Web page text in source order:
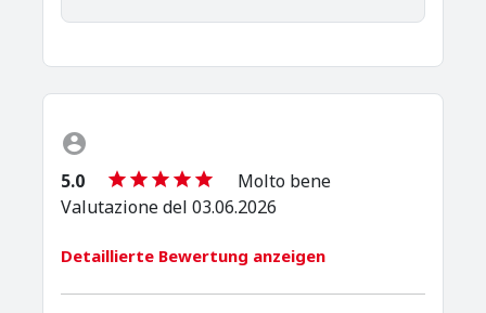
5.0
Molto bene
Valutazione del 03.06.2026
Detaillierte Bewertung anzeigen